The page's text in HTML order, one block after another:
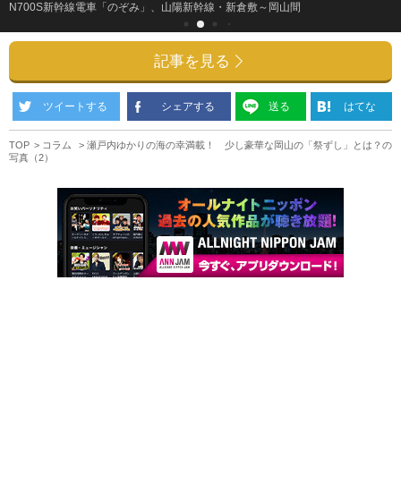
N700S新幹線電車「のぞみ」、山陽新幹線・新倉敷～岡山間
記事を見る
ツイートする シェアする 送る はてな
TOP コラム
瀬戸内ゆかりの海の幸満載！ 少し豪華な岡山の「祭ずし」とは？の
写真（2）